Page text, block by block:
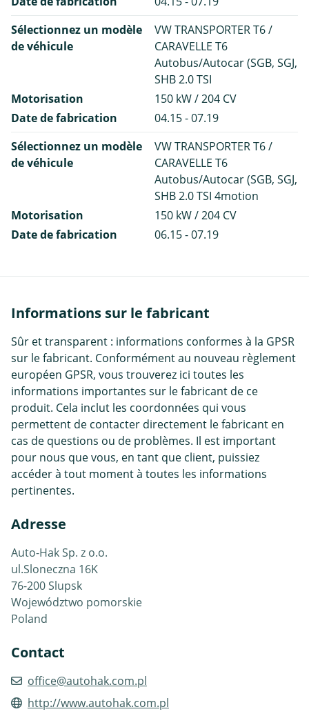
Sélectionnez un modèle
de véhicule
VW TRANSPORTER T6 /
CARAVELLE T6
Autobus/Autocar (SGB, SGJ,
SHB 2.0 TSI
Motorisation
150 kW / 204 CV
Date de fabrication
04.15 - 07.19
Sélectionnez un modèle
de véhicule
VW TRANSPORTER T6 /
CARAVELLE T6
Autobus/Autocar (SGB, SGJ,
SHB 2.0 TSI 4motion
Motorisation
150 kW / 204 CV
Date de fabrication
06.15 - 07.19
Informations sur le fabricant
Sûr et transparent : informations conformes à la GPSR
sur le fabricant. Conformément au nouveau règlement
européen GPSR, vous trouverez ici toutes les
informations importantes sur le fabricant de ce
produit. Cela inclut les coordonnées qui vous
permettent de contacter directement le fabricant en
cas de questions ou de problèmes. Il est important
pour nous que vous, en tant que client, puissiez
accéder à tout moment à toutes les informations
pertinentes.
Adresse
Auto-Hak Sp. z o.o.
ul.Sloneczna 16K
76-200 Slupsk
Województwo pomorskie
Poland
Contact
office@autohak.com.pl
http://www.autohak.com.pl